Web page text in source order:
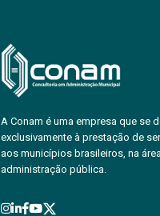
A Conam é uma empresa que se
exclusivamente à prestação de
aos municípios brasileiros, na
administração pública.